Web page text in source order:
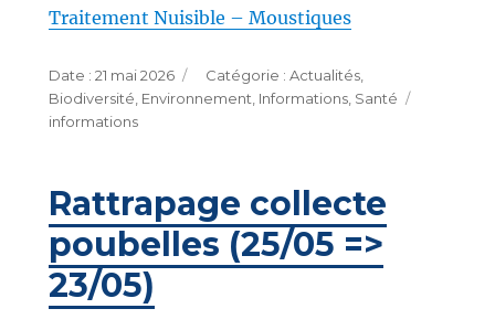
Traitement Nuisible – Moustiques
Publié
le
21 mai 2026 Catégories
Actualités,
Biodiversité Environnement Informations, Santé
informations
Rattrapage collecte
poubelles (25/05 =>
23/05)